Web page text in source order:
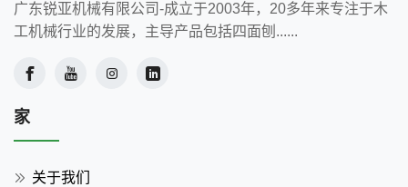
广东锐亚机械有限公司-成立于2003年，20多年来专注于木
工机械行业的发展，主导产品包括四面刨......
家
关于我们